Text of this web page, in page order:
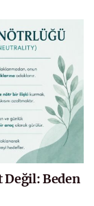
Değil: Beden